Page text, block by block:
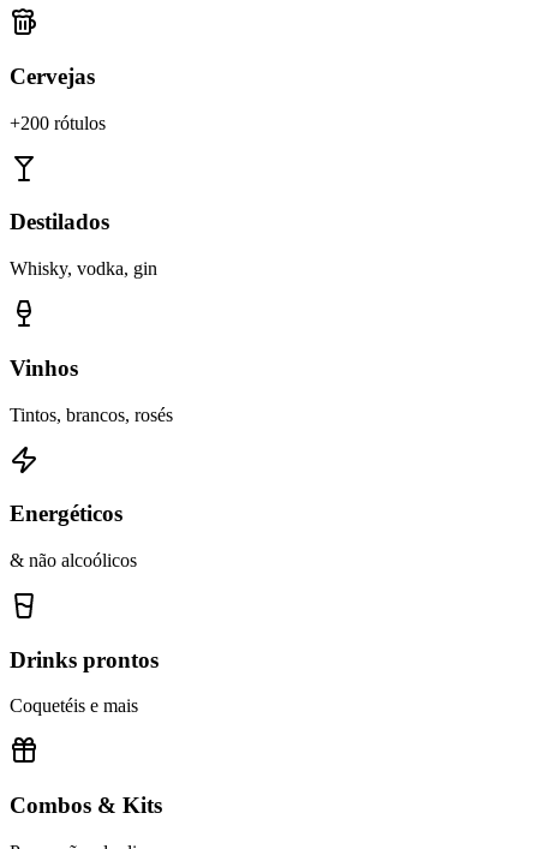
Cervejas
+200 rótulos
Destilados
Whisky, vodka, gin
Vinhos
Tintos, brancos, rosés
Energéticos
& não alcoólicos
Drinks prontos
Coquetéis e mais
Combos & Kits